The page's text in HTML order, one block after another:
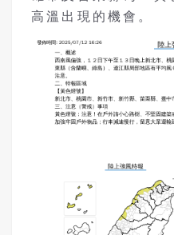
高溫出現的機會。